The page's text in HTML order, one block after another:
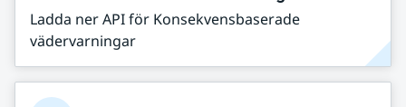
Ladda ner API för Konsekvensbaserade
vädervarningar